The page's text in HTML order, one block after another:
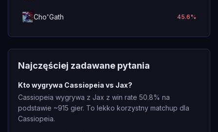
Cho'Gath 45.6%
Najczęściej zadawane pytania
Kto wygrywa Cassiopeia vs Jax?
Cassiopeia wygrywa z Jax z win rate 50.8% na
podstawie ~915 gier. To lekko korzystny matchup dla
Cassiopeia.